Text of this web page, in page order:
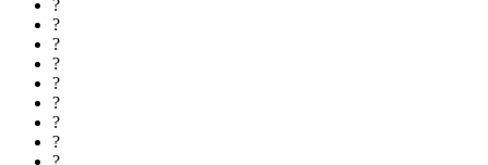
?
?
?
?
?
?
?
?
?